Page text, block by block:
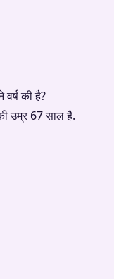
की है?
उम्र 67 साल है.